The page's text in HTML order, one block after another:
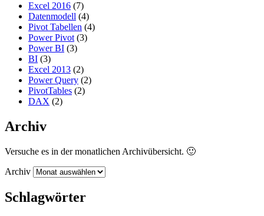
Excel 2016 (7)
Datenmodell (4)
Pivot Tabellen (4)
Power Pivot (3)
Power BI (3)
BI (3)
Excel 2013 (2)
Power Query (2)
PivotTables (2)
DAX (2)
Archiv
Versuche es in der monatlichen Archivübersicht. 🙂
Archiv
Schlagwörter